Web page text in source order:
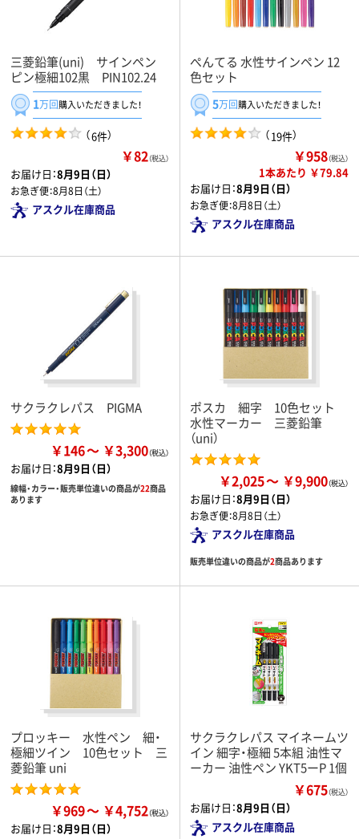
三菱鉛筆(uni) サインペン
ピン極細102黒 PIN102.24
1万回購入いただきました！
（6件）
￥82（税込）
お届け日：8月9日（日）
お急ぎ便：8月8日（土）
アスクル在庫商品
ぺんてる 水性サインペン 12
色セット
5万回購入いただきました！
（19件）
￥958（税込）
1本あたり ￥79.84
お届け日：8月9日（日）
お急ぎ便：8月8日（土）
アスクル在庫商品
サクラクレパス PIGMA
￥146 ￥3,300
お届け日：8月9日（日）
線幅・カラー・販売単位違いの商品が22商品
あります
ポスカ 細字 10色セット
水性マーカー 三菱鉛筆
（uni）
￥2,025 ￥9,900
お届け日：8月9日（日）
お急ぎ便：8月8日（土）
アスクル在庫商品
販売単位違いの商品が2商品あります
プロッキー 水性ペン 細・
極細ツイン 10色セット 三
菱鉛筆 uni
￥969 ￥4,752
お届け日：8月9日（日）
サクラクレパス マイネームツ
イン 細字・極細 5本組 油性マ
ーカー 油性ペン YKT5ーP 1個
￥675（税込）
お届け日：8月9日（日）
アスクル在庫商品